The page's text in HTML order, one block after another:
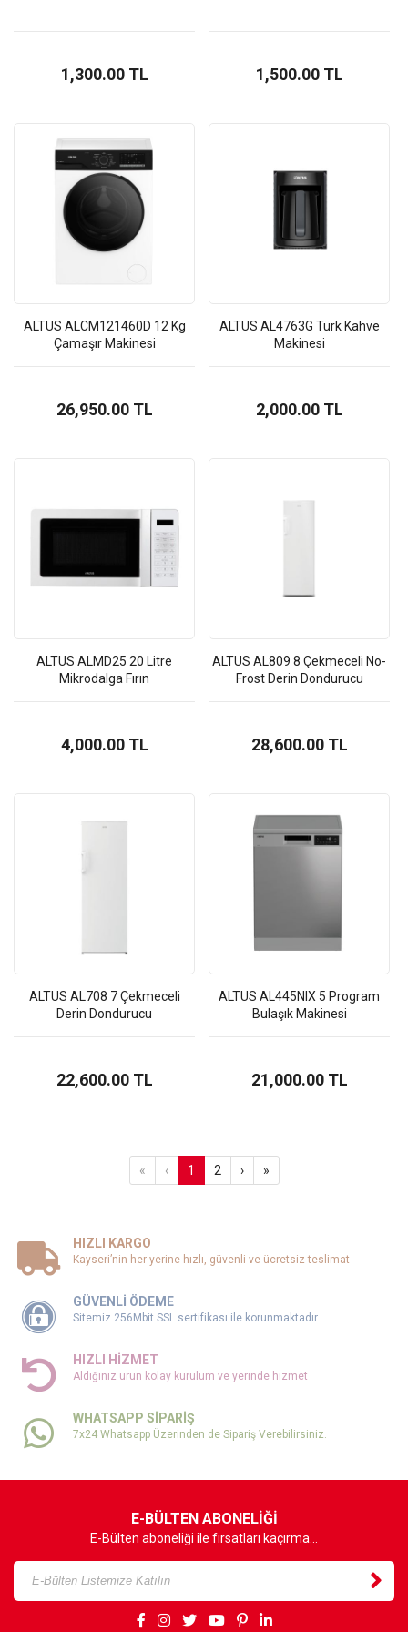
1,300.00 TL 1,500.00 TL
ALTUS ALCM121460D 12 Kg
Çamaşır Makinesi
26,950.00 TL
ALTUS AL4763G Türk Kahve
Makinesi
2,000.00 TL
ALTUS ALMD25 20 Litre
Mikrodalga Fırın
4,000.00 TL
ALTUS AL809 8 Çekmeceli No-
Frost Derin Dondurucu
28,600.00 TL
ALTUS AL708 7 Çekmeceli
Derin Dondurucu
22,600.00 TL
ALTUS AL445NIX 5 Program
Bulaşık Makinesi
21,000.00 TL
« ‹ 1 2 › »
HIZLI KARGO
Kayseri’nin her yerine hızlı, güvenli ve ücretsiz teslimat
GÜVENLİ ÖDEME
Sitemiz 256Mbit SSL sertifikası ile korunmaktadır
HIZLI HİZMET
Aldığınız ürün kolay kurulum ve yerinde hizmet
WHATSAPP SİPARİŞ
7x24 Whatsapp Üzerinden de Sipariş Verebilirsiniz.
E-BÜLTEN ABONELİĞİ
E-Bülten aboneliği ile fırsatları kaçırma...